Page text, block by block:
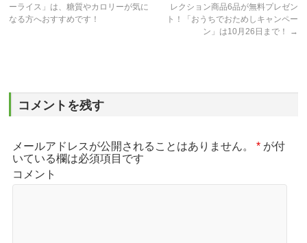
ーライス」は、糖質やカロリーが気に
なる方へおすすめです！
レクション商品6品が無料プレゼン
ト！「おうちでおためしキャンペー
ン」は10月26日まで！
→
コメントを残す
メールアドレスが公開されることはありません。 * が付
いている欄は必須項目です
コメント